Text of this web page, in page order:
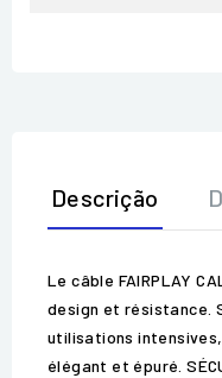
Descrição
Le câble FAIRPLAY
design et résistance.
utilisations
élégant et épuré.